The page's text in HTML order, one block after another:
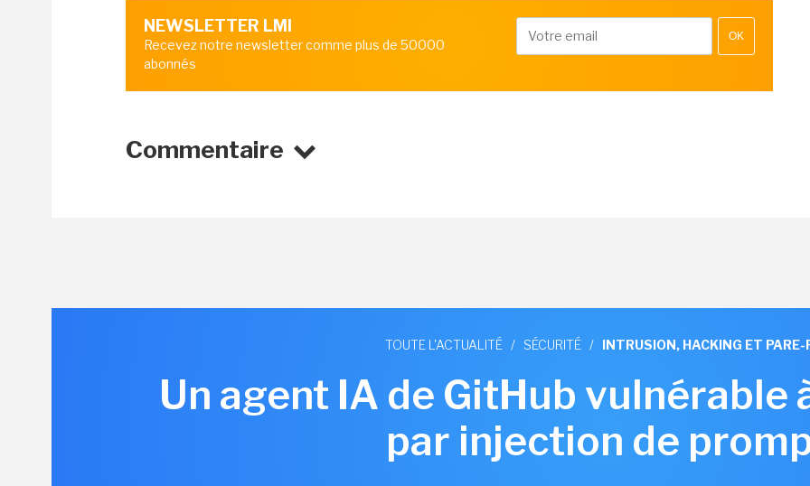
NEWSLETTER LMI
Recevez notre newsletter comme plus de 50000
abonnés
OK
Commentaire
TOUTE L'ACTUALITÉ / SÉCURITÉ / INTRUSION, HACKING ET PARE-
Un agent IA de GitHub vulnérable
par injection de